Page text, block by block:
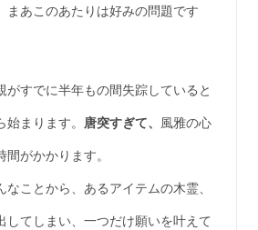
まあこのあたりは好みの問題です
がすでに半年もの間失踪していると
まります。 唐突すぎて、
風雅の心
がかかります。
ことから、あるアイテムの木霊、
してしまい、一つだけ願いを叶えて